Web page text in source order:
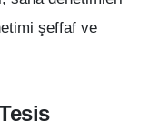
şeffaf ve